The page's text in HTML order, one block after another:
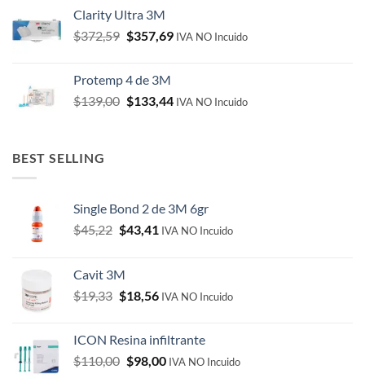
$41,12.$39,48.
Clarity Ultra 3M
$372,59 Original
$372,59.
$357,69Current
IVA NO Incuido
Protemp 4 de 3M
$139,00 Original
$133,44Current
IVA NO Incuido
BEST SELLING
Single Bond 2 de 3M 6gr
$45,22 Original
$45,22.
$43,41 Current
IVA NO Incuido
Cavit 3M
$19,33 Original
$19,33.
$18,56Current
$18,56.
IVA NO Incuido
ICON Resina infiltrante
$110,00 Original
$98,00Current
IVA NO Incuido